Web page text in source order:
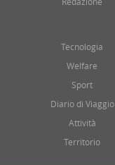
Tecnologia
Welfare
Sport
Diario di Viaggio
Attività
Territorio